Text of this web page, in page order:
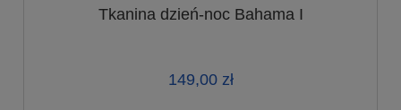
Tkanina dzień-noc Bahama I
149,00 zł